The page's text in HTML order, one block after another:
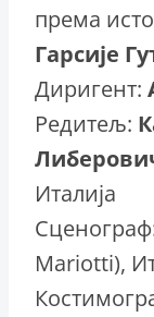
према
Гарсије
Диригент:
Редитељ:
Италија
Mariotti),